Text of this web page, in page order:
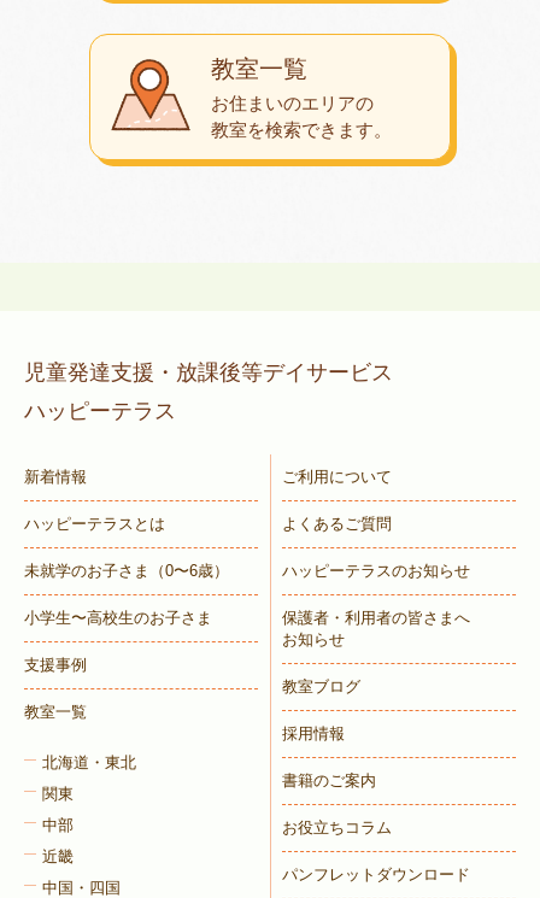
教室一覧
お住まいのエリアの
教室を検索できます。
児童発達支援・放課後等デイサービス
ハッピーテラス
新着情報
ハッピーテラスとは
未就学のお子さま （0〜6歳）
小学生〜高校生のお子さま
支援事例
教室一覧
北海道・東北
関東
中部
近畿
中国・四国
ご利用について
よくあるご質問
ハッピーテラスのお知らせ
保護者・利用者の皆さまへ
お知らせ
教室ブログ
採用情報
書籍のご案内
お役立ちコラム
パンフレットダウンロード